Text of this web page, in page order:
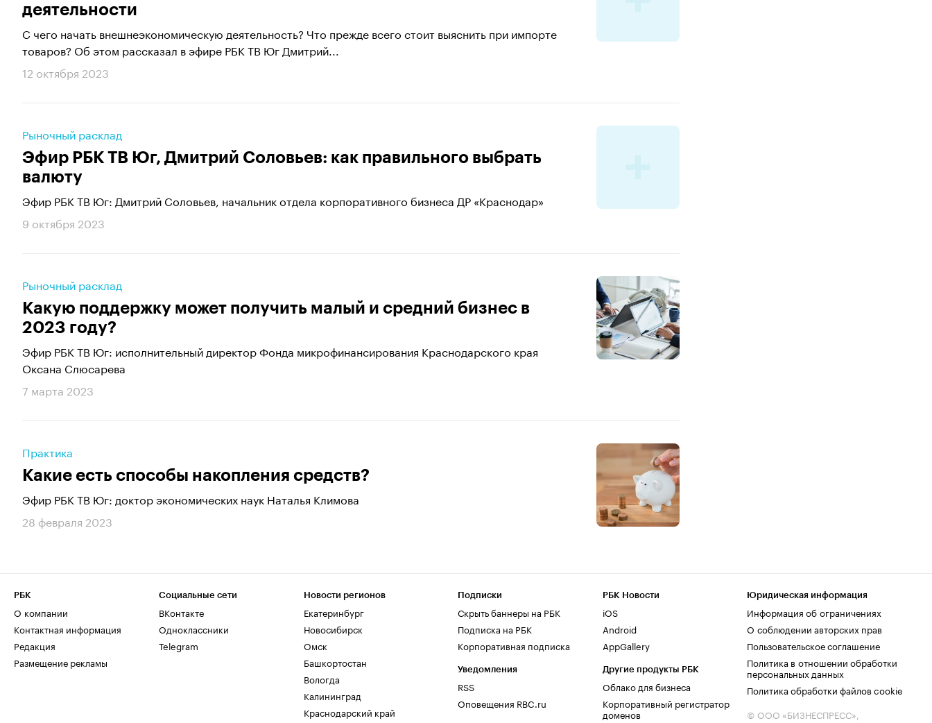
деятельности
С чего начать внешнеэкономическую деятельность? Что прежде всего стоит выяснить при импорте
товаров? Об этом рассказал в эфире РБК ТВ Юг Дмитрий...
12 октября 2023
Рыночный расклад
Эфир РБК ТВ Юг, Дмитрий Соловьев: как правильного выбрать
валюту
Эфир РБК ТВ Юг: Дмитрий Соловьев, начальник отдела корпоративного бизнеса ДР «Краснодар»
9 октября 2023
Рыночный расклад
Какую поддержку может получить малый и средний бизнес в
2023 году?
Эфир РБК ТВ Юг: исполнительный директор Фонда микрофинансирования Краснодарского края
Оксана Слюсарева
7 марта 2023
Практика
Какие есть способы накопления средств?
Эфир РБК ТВ Юг: доктор экономических наук Наталья Климова
28 февраля 2023
РБК
О компании
Контактная информация
Редакция
Размещение рекламы
Социальные сети
ВКонтакте
Одноклассники
Telegram
Новости регионов
Екатеринбург
Новосибирск
Омск
Башкортостан
Вологда
Калининград
Краснодарский край
Подписки
Скрыть баннеры на РБК
Подписка на РБК
Корпоративная подписка
Уведомления
RSS
Оповещения RBC.ru
РБК Новости
iOS
Android
AppGallery
Другие продукты РБК
Облако для бизнеса
Корпоративный регистратор
доменов
Юридическая информация
Информация об ограничениях
О соблюдении авторских прав
Пользовательское соглашение
Политика в отношении обработки
персональных данных
Политика обработки файлов cookie
© ООО «БИЗНЕСПРЕСС»,